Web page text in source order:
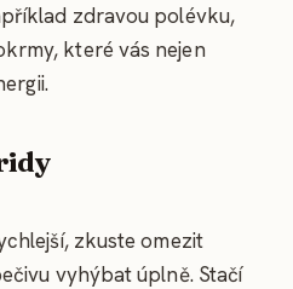
zdravou polévku,
které vás nejen
zkuste omezit
vyhýbat úplně. Stačí